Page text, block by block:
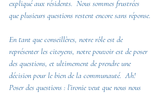
expliqué aux résidents.  Nous sommes frustrées
que plusieurs questions restent encore sans réponse.
En tant que conseillères, notre rôle est de
représenter les citoyens, notre pouvoir est de poser
des questions, et ultimement de prendre une
décision pour le bien de la communauté.  Ah!
Poser des questions : l’ironie veut que nous nous